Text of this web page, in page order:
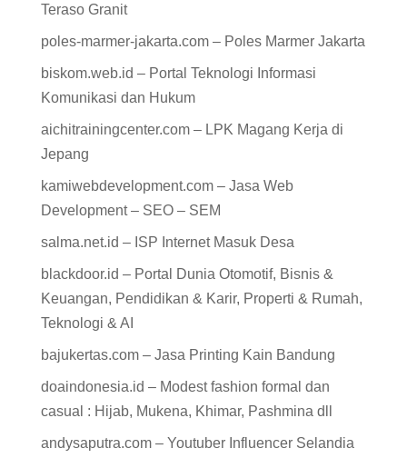
Teraso Granit
poles-marmer-jakarta.com – Poles Marmer Jakarta
biskom.web.id – Portal Teknologi Informasi
Komunikasi dan Hukum
aichitrainingcenter.com – LPK Magang Kerja di
Jepang
kamiwebdevelopment.com – Jasa Web
Development – SEO – SEM
salma.net.id – ISP Internet Masuk Desa
blackdoor.id – Portal Dunia Otomotif, Bisnis &
Keuangan, Pendidikan & Karir, Properti & Rumah,
Teknologi & AI
bajukertas.com – Jasa Printing Kain Bandung
doaindonesia.id – Modest fashion formal dan
casual : Hijab, Mukena, Khimar, Pashmina dll
andysaputra.com – Youtuber Influencer Selandia